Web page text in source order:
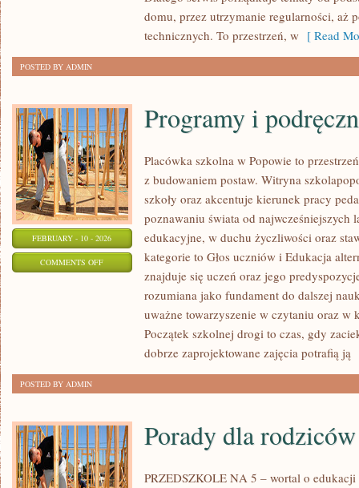
domu, przez utrzymanie regularności, aż
technicznych. To przestrzeń, w [ Read
POSTED BY ADMIN
FEBRUARY - 10 - 2026
COMMENTS OFFON
PROGRAMY
PODRĘCZNIKI
Programy i
Placówka szkolna w Popowie to
z budowaniem postaw. Witryna
szkoły oraz akcentuje kierunek pracy
poznawaniu świata od najwcześniejszych
edukacyjne, w duchu życzliwości oraz
kategorie to Głos uczniów i Edukacja
znajduje się uczeń oraz jego
rozumiana jako fundament do dalszej
uważne towarzyszenie w czytaniu oraz w
Początek szkolnej drogi to czas, gdy
dobrze zaprojektowane zajęcia potrafią ją
POSTED BY ADMIN
Porady dla rodziców
PRZEDSZKOLE NA 5 – wortal o